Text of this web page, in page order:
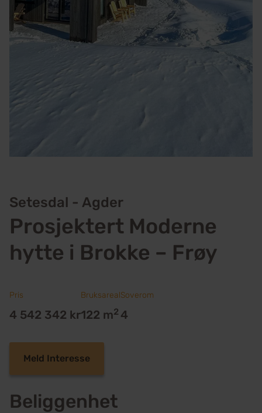
Setesdal - Agder
Prosjektert Moderne
hytte i Brokke – Frøy
Pris
4 542 342 kr
Bruksareal
122 m2
Soverom
4
Meld Interesse
Beliggenhet